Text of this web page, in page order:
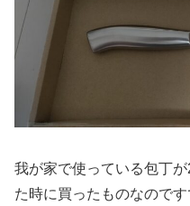
我が家で使っている包丁
た時に買ったものなので